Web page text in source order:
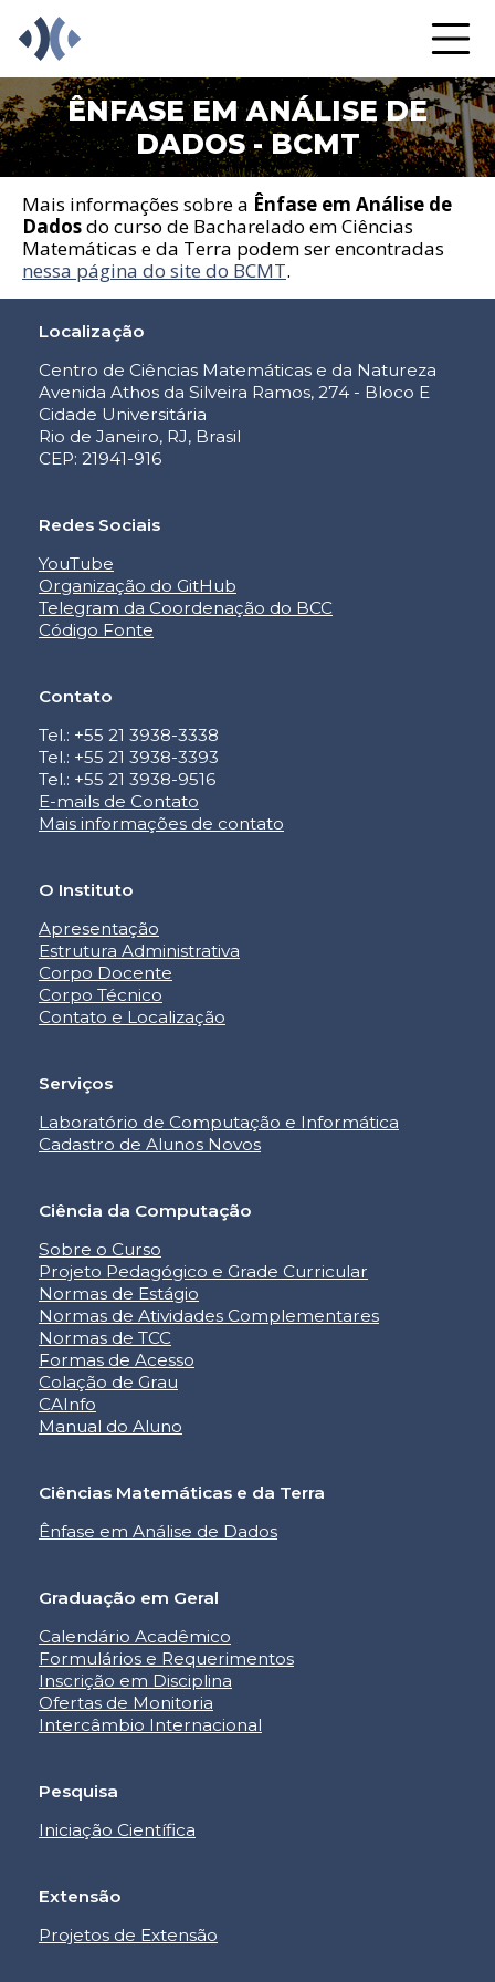
ÊNFASE EM ANÁLISE DE
DADOS - BCMT
Mais informações sobre a Ênfase em Análise de
Dadosdo curso de Bacharelado em Ciências
Matemáticas e da Terra podem ser encontradas
nessa página do site do BCMT.
Localização
Centro de Ciências Matemáticas e da Natureza
Avenida Athos da Silveira Ramos, 274 - Bloco E
Cidade Universitária
Rio de Janeiro, RJ, Brasil
CEP: 21941-916
Redes Sociais
YouTube
Organização do GitHub
Telegram da Coordenação do BCC
Código Fonte
Contato
Tel.: +55 21 3938-3338
Tel.: +55 21 3938-3393
Tel.: +55 21 3938-9516
E-mails de Contato
Mais informações de contato
O Instituto
Apresentação
Estrutura Administrativa
Corpo Docente
Corpo Técnico
Contato e Localização
Serviços
Laboratório de Computação e Informática
Cadastro de Alunos Novos
Ciência da Computação
Sobre o Curso
Projeto Pedagógico e Grade Curricular
Normas de Estágio
Normas de Atividades Complementares
Normas de TCC
Formas de Acesso
Colação de Grau
CAInfo
Manual do Aluno
Ciências Matemáticas e da Terra
Ênfase em Análise de Dados
Graduação em Geral
Calendário Acadêmico
Formulários e Requerimentos
Inscrição em Disciplina
Ofertas de Monitoria
Intercâmbio Internacional
Pesquisa
Iniciação Científica
Extensão
Projetos de Extensão